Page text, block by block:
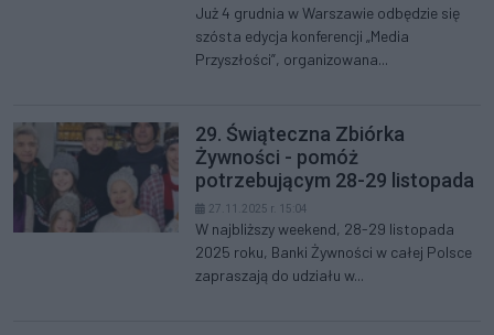
Już 4 grudnia w Warszawie odbędzie się
szósta edycja konferencji „Media
Przyszłości”, organizowana...
29. Świąteczna Zbiórka
Żywności - pomóż
potrzebującym 28-29 listopada
27.11.2025 r. 15:04
W najbliższy weekend, 28-29 listopada
2025 roku, Banki Żywności w całej Polsce
zapraszają do udziału w...